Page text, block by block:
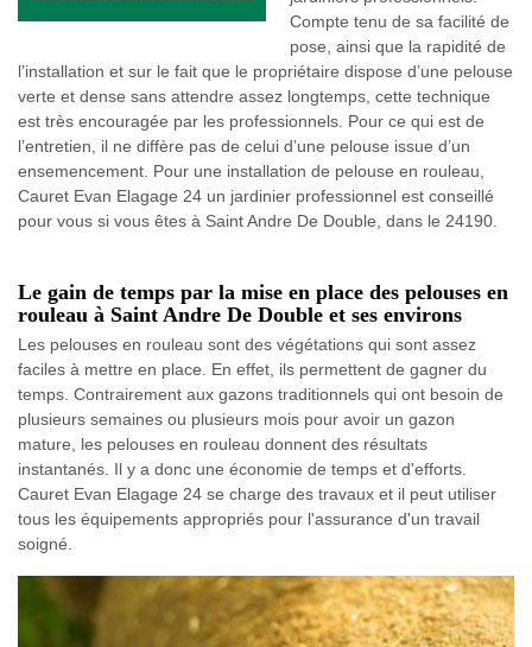
Compte tenu de sa facilité de
pose, ainsi que la rapidité de
l’installation et sur le fait que le propriétaire dispose d’une pelouse
verte et dense sans attendre assez longtemps, cette technique
est très encouragée par les professionnels. Pour ce qui est de
l’entretien, il ne diffère pas de celui d’une pelouse issue d’un
ensemencement. Pour une installation de pelouse en rouleau,
Cauret Evan Elagage 24 un jardinier professionnel est conseillé
pour vous si vous êtes à Saint Andre De Double, dans le 24190.
Le gain de temps par la mise en place des pelouses en
rouleau à Saint Andre De Double et ses environs
Les pelouses en rouleau sont des végétations qui sont assez
faciles à mettre en place. En effet, ils permettent de gagner du
temps. Contrairement aux gazons traditionnels qui ont besoin de
plusieurs semaines ou plusieurs mois pour avoir un gazon
mature, les pelouses en rouleau donnent des résultats
instantanés. Il y a donc une économie de temps et d'efforts.
Cauret Evan Elagage 24 se charge des travaux et il peut utiliser
tous les équipements appropriés pour l'assurance d'un travail
soigné.